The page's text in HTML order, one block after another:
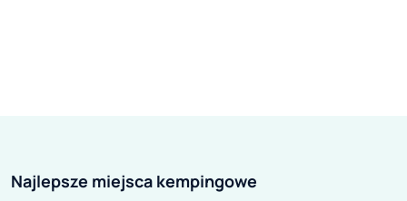
Najlepsze miejsca kempingowe